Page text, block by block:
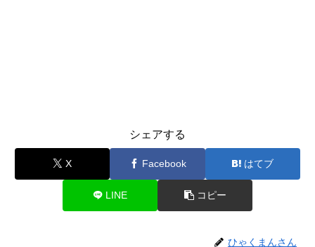
シェアする
X Facebook はてブ
LINE コピー
ひゃくまんさん